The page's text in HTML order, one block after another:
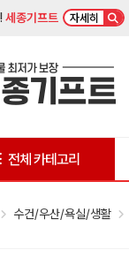
세종기프트 자세히
전체 카테고리
수건/우산/욕실/생활